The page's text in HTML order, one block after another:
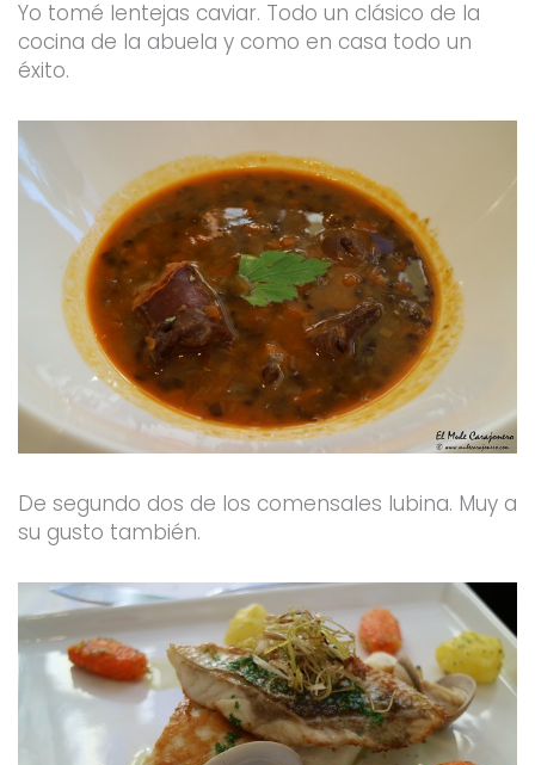
Yo tomé lentejas caviar. Todo un clásico de la
cocina de la abuela y como en casa todo un
éxito.
De segundo dos de los comensales lubina. Muy a
su gusto también.